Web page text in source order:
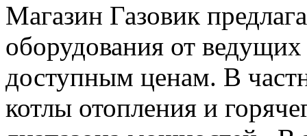
Магазин Газовик
оборудования от
доступным ценам. В
котлы отопления и